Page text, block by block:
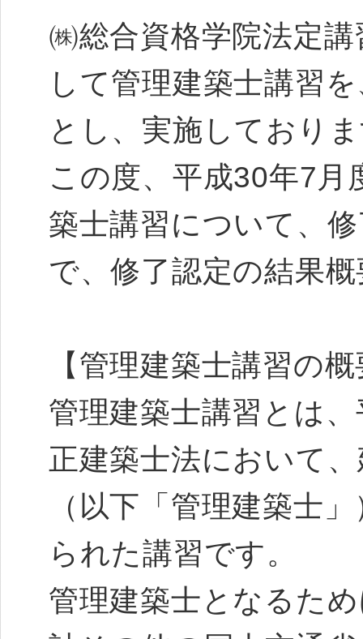
㈱総合資格学院法定
して管理建築士講習
とし、実施しており
この度、平成30年7
築士講習について、
で、修了認定の結果
【管理建築士講習の
管理建築士講習とは
正建築士法において
（以下「管理建築士
られた講習です。
管理建築士となるた